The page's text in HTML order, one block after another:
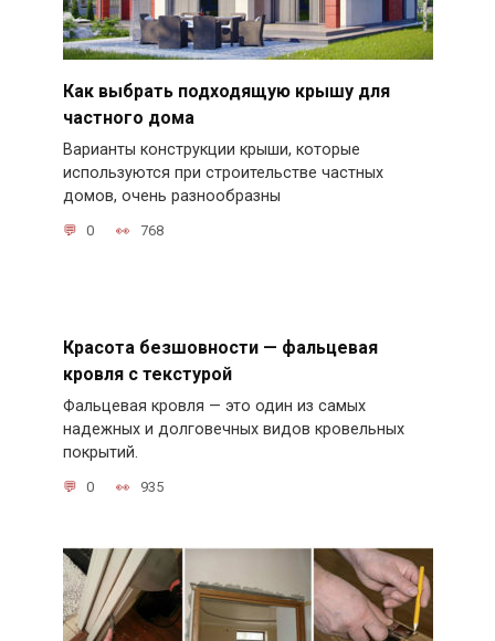
Как выбрать подходящую крышу для
частного дома
Варианты конструкции крыши, которые
используются при строительстве частных
домов, очень разнообразны
0 768
Красота безшовности — фальцевая
кровля с текстурой
Фальцевая кровля — это один из самых
надежных и долговечных видов кровельных
покрытий.
0 935